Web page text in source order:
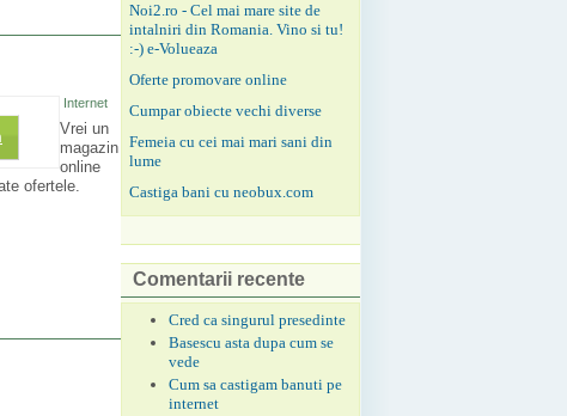
Internet
Vrei un
magazin
online
ofertele.
Noi2.ro - Cel mai mare site de
intalniri din Romania. Vino si tu!
:-) e-Volueaza
Oferte promovare online
Cumpar obiecte vechi diverse
Femeia cu cei mai mari sani din
lume
Castiga bani cu neobux.com
Comentarii recente
Cred ca singurul presedinte
Basescu asta dupa cum se
vede
Cum sa castigam banuti pe
internet